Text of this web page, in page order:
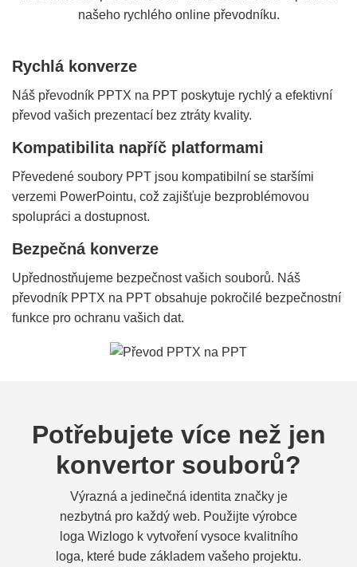
našeho rychlého online převodníku.
Rychlá konverze
Náš převodník PPTX na PPT poskytuje rychlý a efektivní
převod vašich prezentací bez ztráty kvality.
Kompatibilita napříč platformami
Převedené soubory PPT jsou kompatibilní se staršími
verzemi PowerPointu, což zajišťuje bezproblémovou
spolupráci a dostupnost.
Bezpečná konverze
Upřednostňujeme bezpečnost vašich souborů. Náš
převodník PPTX na PPT obsahuje pokročilé bezpečnostní
funkce pro ochranu vašich dat.
Potřebujete více než jen
konvertor souborů?
Výrazná a jedinečná identita značky je
nezbytná pro každý web. Použijte výrobce
loga Wizlogo k vytvoření vysoce kvalitního
loga, které bude základem vašeho projektu.